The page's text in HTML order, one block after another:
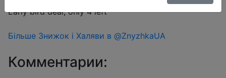
Early bird deal, only 4 left
Більше Знижок і Халяви в @ZnyzhkaUA
Комментарии: